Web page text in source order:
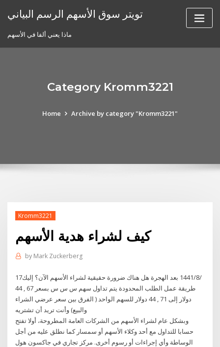
تويتر سوق الأسهم الرسم البياني
ماذا يعني ألفا في الأسهم
Category Kromm3221
Home Archive by category "Kromm3221"
Kromm3221
كيف لشراء هدية الأسهم
by Mark Zuckerberg
17‏‏/8‏‏/1441 بعد الهجرة هل هناك ضرورة حقيقية لشراء الأسهم الآن؟ إليك
طريقة عمل الطلب المحدودة يتم تداول سهم س س س بسعر 67 , 44
دولار إلى 71 , 44 دولار للسهم الواحد ( الفرق بين سعر عرضي الشراء
والبيع) وأنت تريد أن تشتريه
وبشكل عام لشراء الأسهم من الشركات العامة المطروحة، أولا تفتح
حسابا للتداول مع أحد وكلاء الأسهم أو سمسار كما نطلق عليه من أجل
الوساطة وأي إجراءات أو رسوم أخرى. مركز تجاري في جاكسون هول